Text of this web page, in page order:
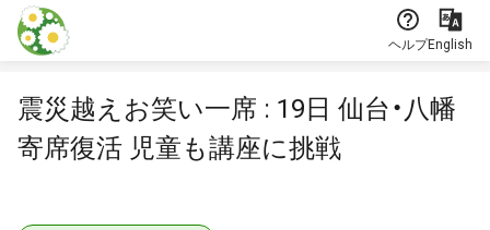
本文に飛ぶ
ヘルプEnglish
震災越えお笑い一席 : 19日 仙台・八幡
寄席復活 児童も講座に挑戦